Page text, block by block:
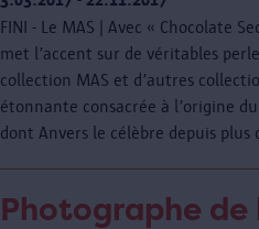
FINI - Le MAS | Avec « Chocolate
met l’accent sur de véritables
collection MAS et d’autres
étonnante consacrée à l’origine
dont Anvers le célèbre depuis plus
Photographe de